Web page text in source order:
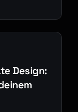
Design: